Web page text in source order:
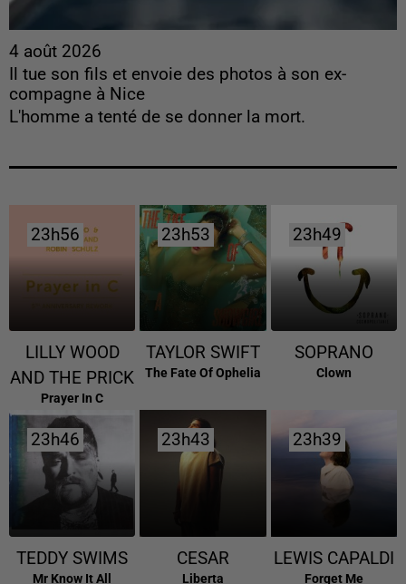
4 août 2026
Il tue son fils et envoie des photos à son ex-
compagne à Nice
L'homme a tenté de se donner la mort.
23h56
23h56
LILLY WOOD
AND THE PRICK
Prayer In C
23h53
23h53
TAYLOR SWIFT
The Fate Of Ophelia
23h49
23h49
SOPRANO
Clown
23h46
23h46
TEDDY SWIMS
Mr Know It All
23h43
23h43
CESAR
Liberta
23h39
23h39
LEWIS CAPALDI
Forget Me